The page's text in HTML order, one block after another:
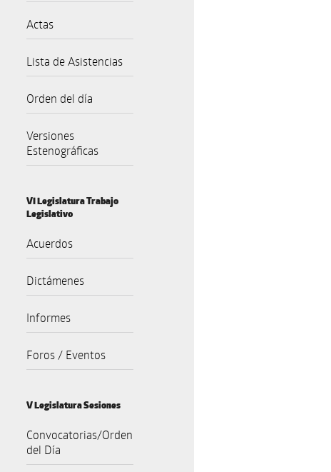
Actas
Lista de Asistencias
Orden del día
Versiones
Estenográficas
VI Legislatura Trabajo
Legislativo
Acuerdos
Dictámenes
Informes
Foros / Eventos
V Legislatura Sesiones
Convocatorias/Orden
del Día